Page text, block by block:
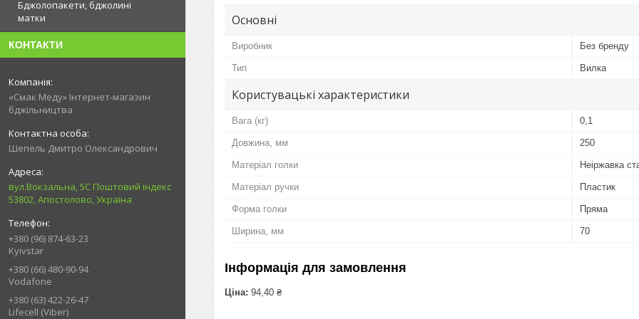
Бджолопакети, бджолині
матки
КОНТАКТИ
«Смак Меду» Інтернет-магазин
бджільництва
Шепель Дмитро Олександрович
вул.Вокзальна, 5С Поштовий індекс
53802, Апостолово, Україна
+380 (96) 874-63-23
Kyivstar
+380 (66) 480-90-94
Vodafone
+380 (63) 422-26-47
Lifecell (Viber)
Основні
Виробник Без бренду
Тип Вилка
Користувацькі характеристики
Вага (кг) 0,1
Довжина, мм 250
Матеріал голки Неіржавка
Матеріал ручки Пластик
Форма голки Пряма
Ширина, мм 70
Інформація для замовлення
Ціна: 94,40 ₴